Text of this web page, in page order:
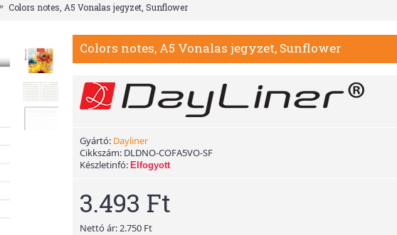
Colors notes, A5 Vonalas jegyzet, Sunflower
Colors notes, A5 Vonalas jegyzet, Sunflower
Gyártó: Dayliner
Cikkszám: DLDNO-COFA5VO-SF
Készletinfó: Elfogyott
3.493 Ft
Nettó ár: 2.750 Ft